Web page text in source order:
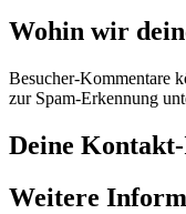
Wohin wir
Besucher-Kommentare
zur Spam-Erkennung
Deine
Weitere